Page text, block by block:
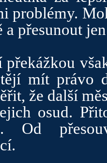
problémy.
a přesunout
překážkou
mít právo
že další
osud.
Od